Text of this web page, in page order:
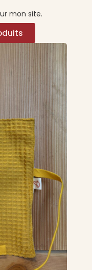
mon site.